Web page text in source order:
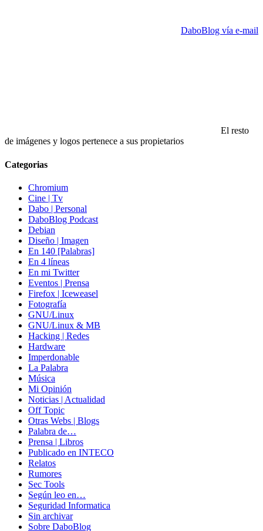
DaboBlog vía e-mail
El resto
de imágenes y logos pertenece a sus propietarios
Categorias
Chromium
Cine | Tv
Dabo | Personal
DaboBlog Podcast
Debian
Diseño | Imagen
En 140 [Palabras]
En 4 líneas
En mi Twitter
Eventos | Prensa
Firefox | Iceweasel
Fotografía
GNU/Linux
GNU/Linux & MB
Hacking | Redes
Hardware
Imperdonable
La Palabra
Música
Mi Opinión
Noticias | Actualidad
Off Topic
Otras Webs | Blogs
Palabra de…
Prensa | Libros
Publicado en INTECO
Relatos
Rumores
Sec Tools
Según leo en…
Seguridad Informatica
Sin archivar
Sobre DaboBlog